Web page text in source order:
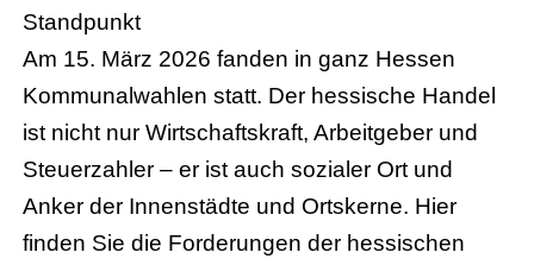
Standpunkt
Am 15. März 2026 fanden in ganz Hessen
Kommunalwahlen statt. Der hessische Handel
ist nicht nur Wirtschaftskraft, Arbeitgeber und
Steuerzahler – er ist auch sozialer Ort und
Anker der Innenstädte und Ortskerne. Hier
finden Sie die Forderungen der hessischen